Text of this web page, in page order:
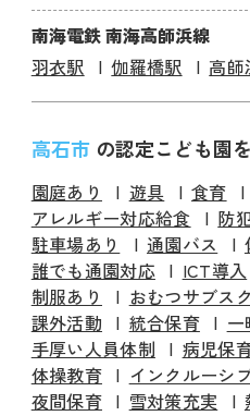
南海電鉄 南海高師浜線
羽衣駅
伽羅橋駅 高師
高石市 の認定こども園
園庭あり 遊具 食育
アレルギー対応給食
防
駐車場あり
通園バス
誰でも通園対応
ICT導入
制服あり
おむつサブス
課外活動
統合保育
一
手厚い人員体制
病児保
体操教育
インクルーシ
夜間保育
雪対策充実